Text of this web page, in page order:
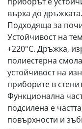
върха до
Подходяща за
Устойчивост на
+220°C. Дръжка,
полиестерна
устойчивост на
приборите в
Функционална
подсилена е
повърхности и